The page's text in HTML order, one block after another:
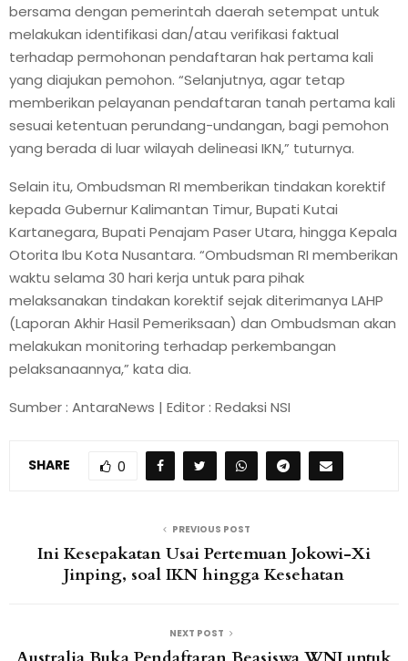
bersama dengan pemerintah daerah setempat untuk
melakukan identifikasi dan/atau verifikasi faktual
terhadap permohonan pendaftaran hak pertama kali
yang diajukan pemohon. “Selanjutnya, agar tetap
memberikan pelayanan pendaftaran tanah pertama kali
sesuai ketentuan perundang-undangan, bagi pemohon
yang berada di luar wilayah delineasi IKN,” tuturnya.
Selain itu, Ombudsman RI memberikan tindakan korektif
kepada Gubernur Kalimantan Timur, Bupati Kutai
Kartanegara, Bupati Penajam Paser Utara, hingga Kepala
Otorita Ibu Kota Nusantara. “Ombudsman RI memberikan
waktu selama 30 hari kerja untuk para pihak
melaksanakan tindakan korektif sejak diterimanya LAHP
(Laporan Akhir Hasil Pemeriksaan) dan Ombudsman akan
melakukan monitoring terhadap perkembangan
pelaksanaannya,” kata dia.
Sumber : AntaraNews | Editor : Redaksi NSI
SHARE 0
PREVIOUS POST
Ini Kesepakatan Usai Pertemuan Jokowi-Xi
Jinping, soal IKN hingga Kesehatan
NEXT POST